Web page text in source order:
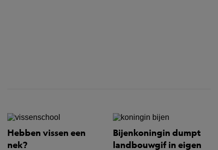
Hebben vissen een
nek?
Bijenkoningin dumpt
landbouwgif in eigen